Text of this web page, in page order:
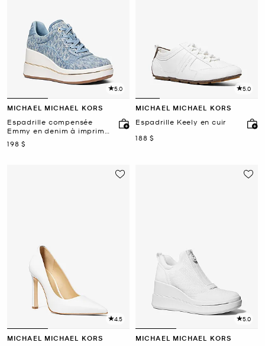
5.0
MICHAEL MICHAEL KORS
Espadrille compensée
Emmy en denim à imprimé
à logo Signature
maintenant
198 $
5.0
MICHAEL MICHAEL KORS
Espadrille Keely en cuir
maintenant
188 $
4.5
MICHAEL MICHAEL KORS
5.0
MICHAEL MICHAEL KORS